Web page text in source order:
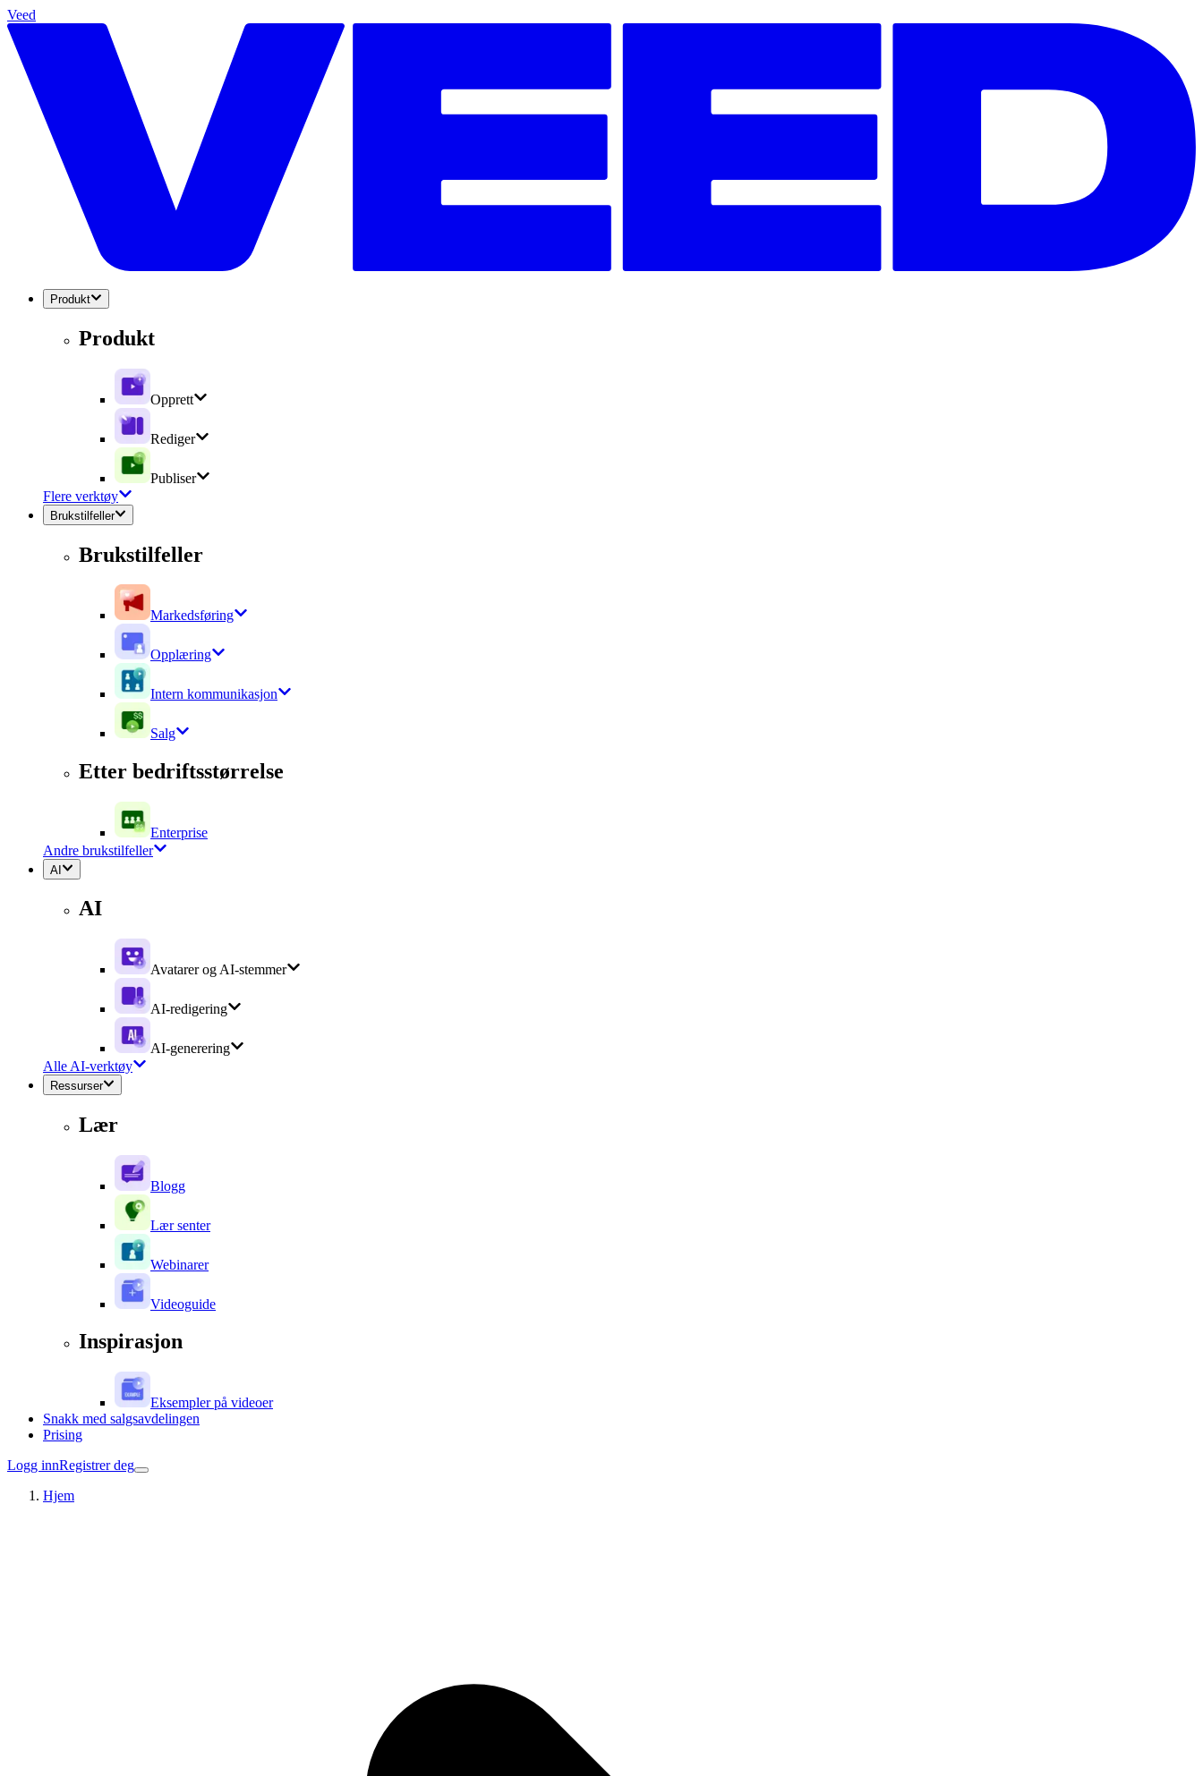
Veed
Produkt
Produkt
Opprett
Rediger
Publiser
Flere verktøy
Brukstilfeller
Brukstilfeller
Markedsføring
Opplæring
Intern kommunikasjon
Salg
Etter bedriftsstørrelse
Enterprise
Andre brukstilfeller
AI
AI
Avatarer og AI-stemmer
AI-redigering
AI-generering
Alle AI-verktøy
Ressurser
Lær
Blogg
Lær senter
Webinarer
Videoguide
Inspirasjon
Eksempler på videoer
Snakk med salgsavdelingen
Prising
Logg innRegistrer deg
Hjem